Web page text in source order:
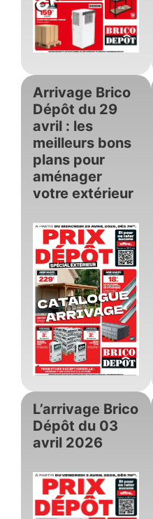
Arrivage Brico
Dépôt du 29
avril : les
meilleurs bons
plans pour
aménager
votre extérieur
L’arrivage Brico
Dépôt du 03
avril 2026